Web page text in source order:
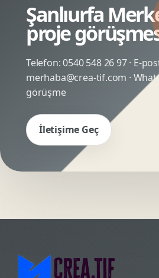
Şanlıurfa
proje
Telefon:0540 548 26 97· E-
merhaba@crea-tif.com ·
görüşme
İletişime Geç